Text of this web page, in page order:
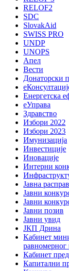
RELOF2
SDC
SlovakAid
SWISS PRO
UNDP
UNOPS
Апел
Вести
Донаторски
Енергетска
еУправа
Здравство
Избори 2022
Избори 2023
Имунизација
Инвестиције
Иновације
Интерни
Јавна
Јавни
Јавни
Јавни позив
Јавни увид
ЈКП Дрина
Кабинет
равномерног
Кабинет
Капитални